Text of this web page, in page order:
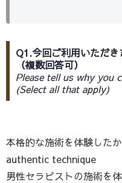
Q1.今回ご利用いただき
（複数回答可）
Please tell us why you
(Select all that apply)
本格的な施術を体験した
authentic technique
男性セラピストの施術を